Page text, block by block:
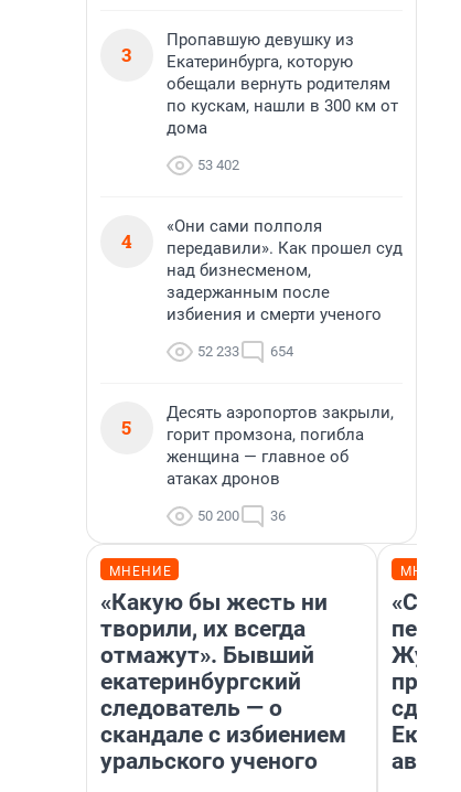
3
Пропавшую девушку из
Екатеринбурга, которую
обещали вернуть родителям
по кускам, нашли в 300 км от
дома
53 402
4
«Они сами полполя
передавили». Как прошел суд
над бизнесменом,
задержанным после
избиения и смерти ученого
52 233 654
5
Десять аэропортов закрыли,
горит промзона, погибла
женщина — главное об
атаках дронов
50 200 36
МНЕНИЕ
«Какую бы жесть ни
творили, их всегда
отмажут». Бывший
екатеринбургский
следователь — о
скандале с избиением
уральского ученого